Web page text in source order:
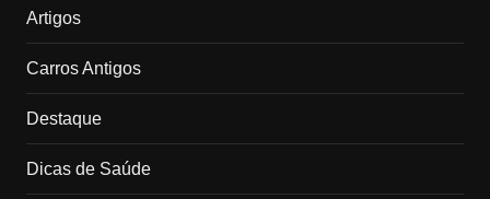
Artigos
Carros Antigos
Destaque
Dicas de Saúde